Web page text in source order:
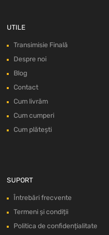
UTILE
Transimisie Finală
Despre noi
Blog
Contact
Cum livrăm
Cum cumperi
Cum plătești
SUPORT
Întrebări frecvente
Termeni și condiții
Politica de confidențialitate